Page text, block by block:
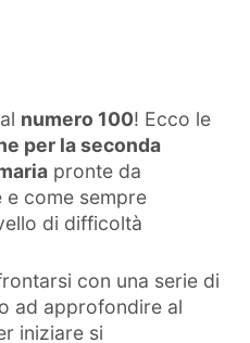
numero 100! Ecco le
per la seconda
pronte da
e come sempre
di difficoltà
con una serie di
ad approfondire al
iniziare si